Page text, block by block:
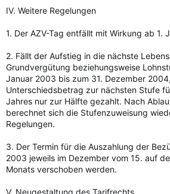
IV. Weitere Regelungen
1. Der AZV-Tag entfällt mit Wirkung ab 1.
2. Fällt der Aufstieg in die nächste
Grundvergütung beziehungsweise
Januar 2003 bis zum 31. Dezember
Unterschiedsbetrag zur nächsten Stufe
Jahres nur zur Hälfte gezahlt. Nach
berechnet sich die Stufenzuweisung
Regelungen.
3. Der Termin für die Auszahlung der
2003 jeweils im Dezember vom 15. auf
Monats verschoben werden.
V. Neugestaltung des Tarifrechts